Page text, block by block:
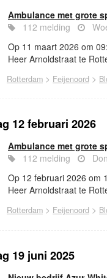
Ambulance met grote
112 melding
Op 11 maart 2026 om
Heer Arnoldstraat te
Rotterdam > Feijenoord >
12 februari 2026
Ambulance met grote
112 melding
Op 12 februari 2026 om
Heer Arnoldstraat te
Rotterdam > Feijenoord >
19 juni 2025